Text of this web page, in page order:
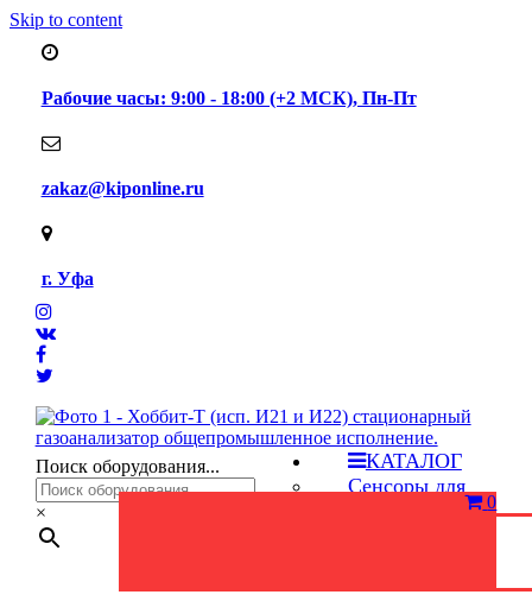
Skip to content
Рабочие часы: 9:00 - 18:00 (+2 МСК), Пн-Пт
zakaz@kiponline.ru
г. Уфа
Поиск оборудования...
×
0
КАТАЛОГ
Сенсоры для
газоанализаторов